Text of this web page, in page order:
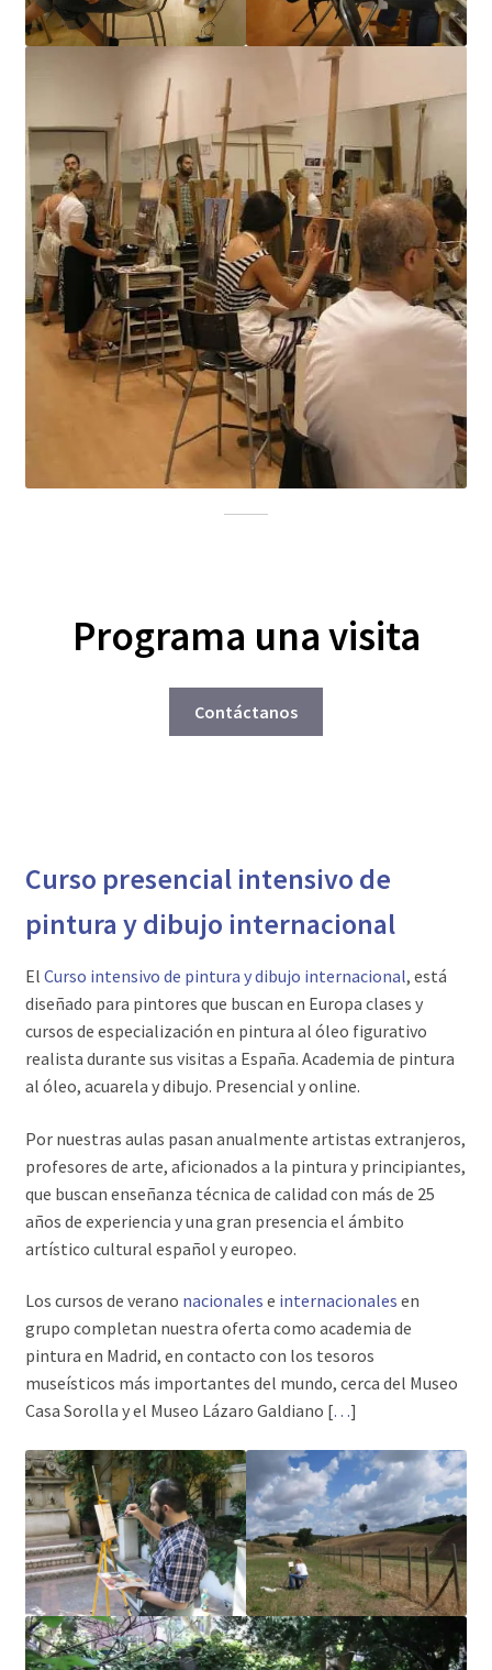
Programa una visita
Contáctanos
Curso presencial intensivo de
pintura y dibujo internacional
El Curso intensivo de pintura y dibujo internacional, está
diseñado para pintores que buscan en Europa clases y
cursos de especialización en pintura al óleo figurativo
realista durante sus visitas a España. Academia de pintura
al óleo, acuarela y dibujo. Presencial y online.
Por nuestras aulas pasan anualmente artistas extranjeros,
profesores de arte, aficionados a la pintura y principiantes,
que buscan enseñanza técnica de calidad con más de 25
años de experiencia y una gran presencia el ámbito
artístico cultural español y europeo.
Los cursos de verano nacionales e internacionales en
grupo completan nuestra oferta como academia de
pintura en Madrid, en contacto con los tesoros
museísticos más importantes del mundo, cerca del Museo
Casa Sorolla y el Museo Lázaro Galdiano […]